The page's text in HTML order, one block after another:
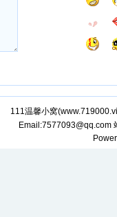
111温馨小窝(
Email:7577093@qq.com